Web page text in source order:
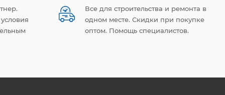
Все для строительства и ремонта в
одном месте. Скидки при покупке
оптом. Помощь специалистов.